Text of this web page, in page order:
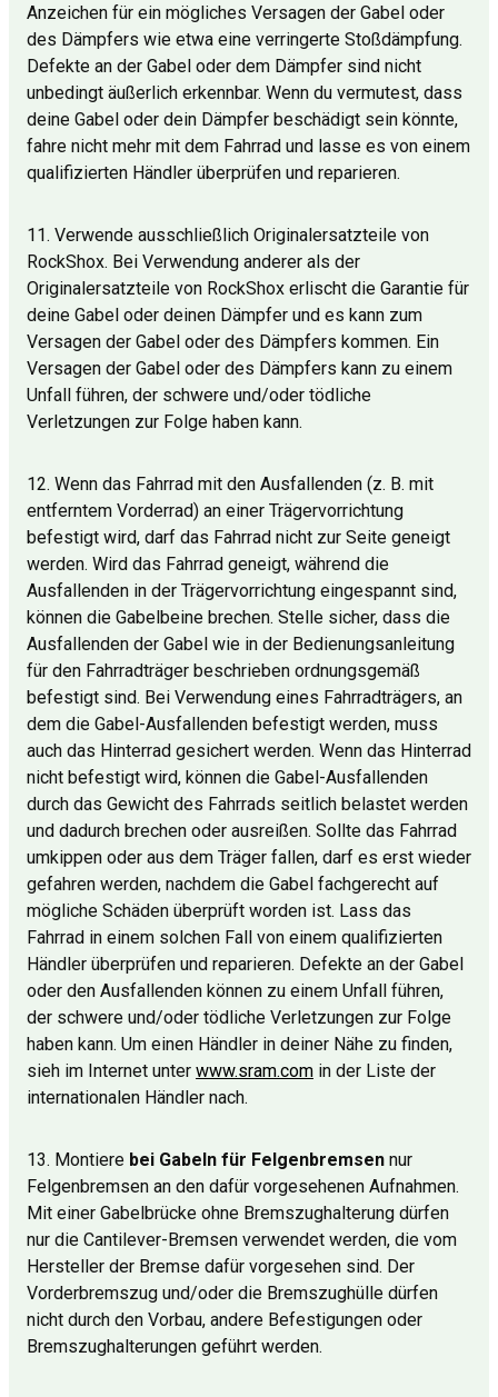
Anzeichen für ein mögliches Versagen der Gabel oder
des Dämpfers wie etwa eine verringerte Stoßdämpfung.
Defekte an der Gabel oder dem Dämpfer sind nicht
unbedingt äußerlich erkennbar. Wenn du vermutest, dass
deine Gabel oder dein Dämpfer beschädigt sein könnte,
fahre nicht mehr mit dem Fahrrad und lasse es von einem
qualifizierten Händler überprüfen und reparieren.
11. Verwende ausschließlich Originalersatzteile von
RockShox. Bei Verwendung anderer als der
Originalersatzteile von RockShox erlischt die Garantie für
deine Gabel oder deinen Dämpfer und es kann zum
Versagen der Gabel oder des Dämpfers kommen. Ein
Versagen der Gabel oder des Dämpfers kann zu einem
Unfall führen, der schwere und/oder tödliche
Verletzungen zur Folge haben kann.
12. Wenn das Fahrrad mit den Ausfallenden (z. B. mit
entferntem Vorderrad) an einer Trägervorrichtung
befestigt wird, darf das Fahrrad nicht zur Seite geneigt
werden. Wird das Fahrrad geneigt, während die
Ausfallenden in der Trägervorrichtung eingespannt sind,
können die Gabelbeine brechen. Stelle sicher, dass die
Ausfallenden der Gabel wie in der Bedienungsanleitung
für den Fahrradträger beschrieben ordnungsgemäß
befestigt sind. Bei Verwendung eines Fahrradträgers, an
dem die Gabel-Ausfallenden befestigt werden, muss
auch das Hinterrad gesichert werden. Wenn das Hinterrad
nicht befestigt wird, können die Gabel-Ausfallenden
durch das Gewicht des Fahrrads seitlich belastet werden
und dadurch brechen oder ausreißen. Sollte das Fahrrad
umkippen oder aus dem Träger fallen, darf es erst wieder
gefahren werden, nachdem die Gabel fachgerecht auf
mögliche Schäden überprüft worden ist. Lass das
Fahrrad in einem solchen Fall von einem qualifizierten
Händler überprüfen und reparieren. Defekte an der Gabel
oder den Ausfallenden können zu einem Unfall führen,
der schwere und/oder tödliche Verletzungen zur Folge
haben kann. Um einen Händler in deiner Nähe zu finden,
sieh im Internet unter www.sram.com in der Liste der
internationalen Händler nach.
13. Montiere bei Gabeln für Felgenbremsen nur
Felgenbremsen an den dafür vorgesehenen Aufnahmen.
Mit einer Gabelbrücke ohne Bremszughalterung dürfen
nur die Cantilever-Bremsen verwendet werden, die vom
Hersteller der Bremse dafür vorgesehen sind. Der
Vorderbremszug und/oder die Bremszughülle dürfen
nicht durch den Vorbau, andere Befestigungen oder
Bremszughalterungen geführt werden.